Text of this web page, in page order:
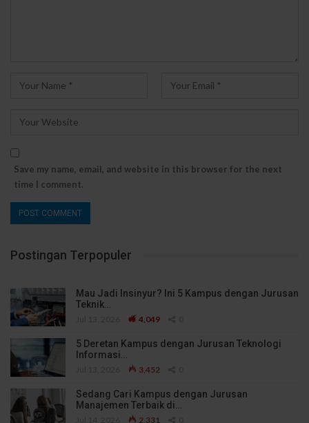
Save my name, email, and website in this browser for the next
time I comment.
Postingan Terpopuler
Mau Jadi Insinyur? Ini 5 Kampus dengan Jurusan
Teknik…
4,049
5 Deretan Kampus dengan Jurusan Teknologi
Informasi…
3,452
Sedang Cari Kampus dengan Jurusan
Manajemen Terbaik di…
2,331